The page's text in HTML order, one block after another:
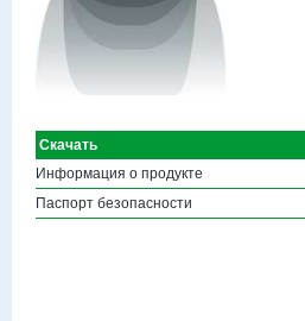
Скачать
Информация о продукте
Паспорт безопасности